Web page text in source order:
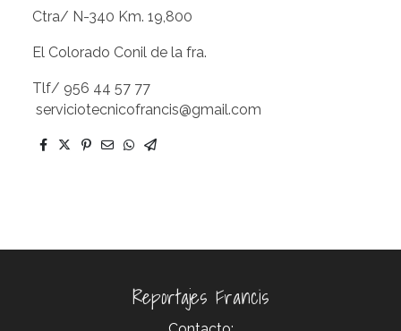
Ctra/ N-340 Km. 19,800
El Colorado Conil de la fra.
Tlf/ 956 44 57 77
serviciotecnicofrancis@gmail.com
Reportajes Francis